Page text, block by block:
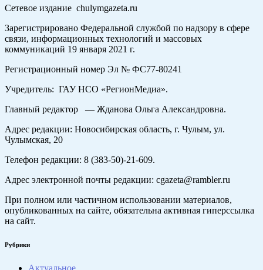
Сетевое издание chulymgazeta.ru
Зарегистрировано Федеральной службой по надзору в сфере
связи, информационных технологий и массовых
коммуникаций 19 января 2021 г.
Регистрационный номер Эл № ФС77-80241
Учредитель: ГАУ НСО «РегионМедиа».
Главный редактор — Жданова Ольга Александровна.
Адрес редакции: Новосибирская область, г. Чулым, ул.
Чулымская, 20
Телефон редакции: 8 (383-50)-21-609.
Адрес электронной почты редакции: cgazeta@rambler.ru
При полном или частичном использовании материалов,
опубликованных на сайте, обязательна активная гиперссылка
на сайт.
Рубрики
Актуальное